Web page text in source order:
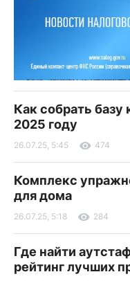
Как собрать
2025 году
26.07.25, 5:45 474
Комплекс
для дома
26.07.25, 5:18 284
Где найти
рейтинг лучших